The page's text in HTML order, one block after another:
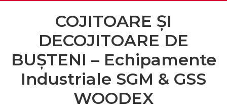
UTILAJE PRODUCTIE LEMN
COJITOARE ȘI
DECOJITOARE DE
BUȘTENI – Echipamente
Industriale SGM & GSS
WOODEX